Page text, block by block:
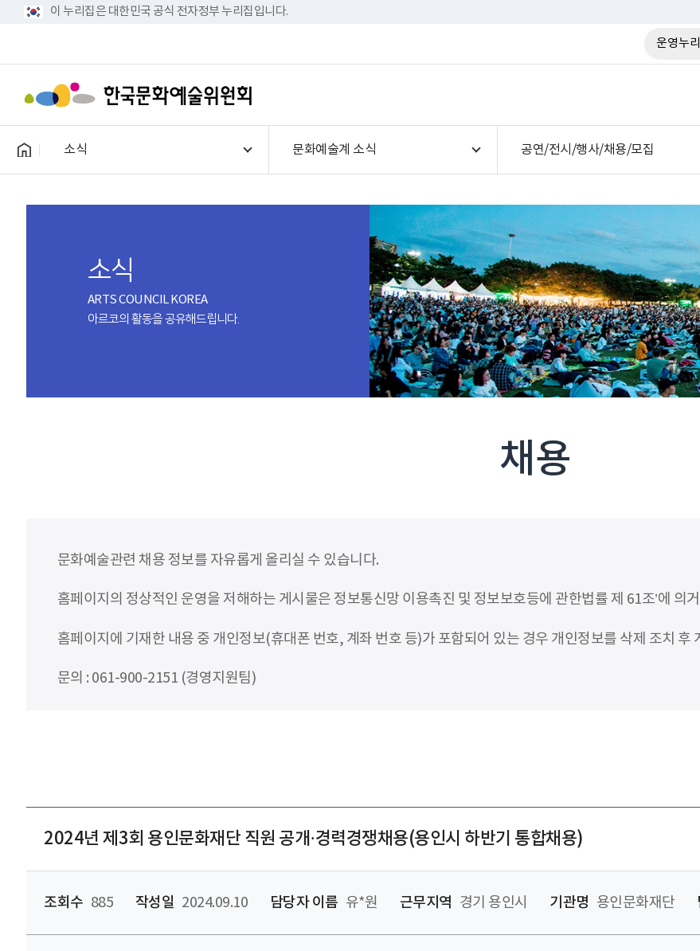
이 누리집은 대한민국 공식 전자정부 누리집입니다.
운영누
소식 문화예술계 소식 공연/전시/행사/채용/모집
소식
ARTS COUNCIL KOREA
아르코의 활동을 공유해드립니다.
채용
문화예술관련 채용 정보를 자유롭게 올리실 수 있습니다.
홈페이지의 정상적인 운영을 저해하는 게시물은 정보통신망 이용촉진 및 정보보호등에 관한법률 제 61조’에 의
홈페이지에 기재한 내용 중 개인정보(휴대폰 번호, 계좌 번호 등)가 포함되어 있는 경우 개인정보를 삭제 조치 후
문의 : 061-900-2151 (경영지원팀)
2024년 제3회 용인문화재단 직원 공개·경력경쟁채용(용인시 하반기 통합채용)
조회수 885 작성일 2024.09.10 담당자 이름 유*원 근무지역 경기 용인시 기관명 용인문화재단